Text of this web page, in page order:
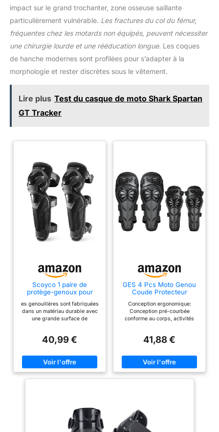
impact sur le grand trochanter, zone osseuse saillante
particulièrement vulnérable. Les fractures du col du fémur,
fréquentes chez les motards non équipés, peuvent nécessiter
une chirurgie lourde et une rééducation longue. Les coques
de hanche modernes sont profilées pour s’adapter à la
morphologie et rester discrètes sous le vêtement.
Lire plus Test du casque de moto Shark Spartan
GT Tracker
Scoyco 1 paire de
protège-genoux pour
Protège-genoux pour
Motocross
es genouillères sont fabriquées
dans un matériau durable avec
une grande surface de
la protection des genoux et des
et à la mode. La ceinture à
dégagement rapide permet une
application et un retrait rapides
chaleur tout en maintenant un
contact tactile avec la peau. suit
de près le mouvement naturel
du genou pour un plus grand
40,99 €
GES 4 Pcs Moto Genou
Coude Protecteur
Shin Garde Pads
Équipement de
Protection pour Les
Conception ergonomique:
Conception pré-courbée
conforme au corps, activités
Coque en plastique PE: coque
surface et haute protection,
permettant un plus grand degré
de confort et de protection pour
mousse: une meilleure
respirabilité, un tissu doux et
doux pour la peau sans chaleur,
41,88 €